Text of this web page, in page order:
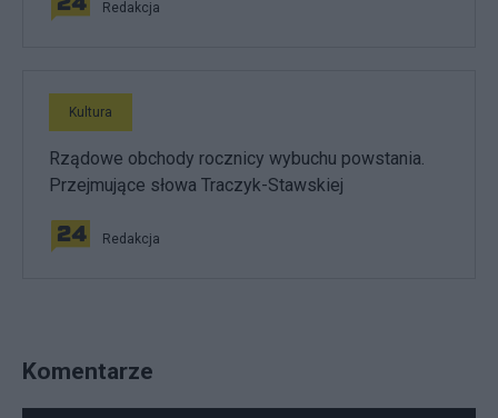
Redakcja
Kultura
Rządowe obchody rocznicy wybuchu powstania.
Przejmujące słowa Traczyk-Stawskiej
Redakcja
Komentarze